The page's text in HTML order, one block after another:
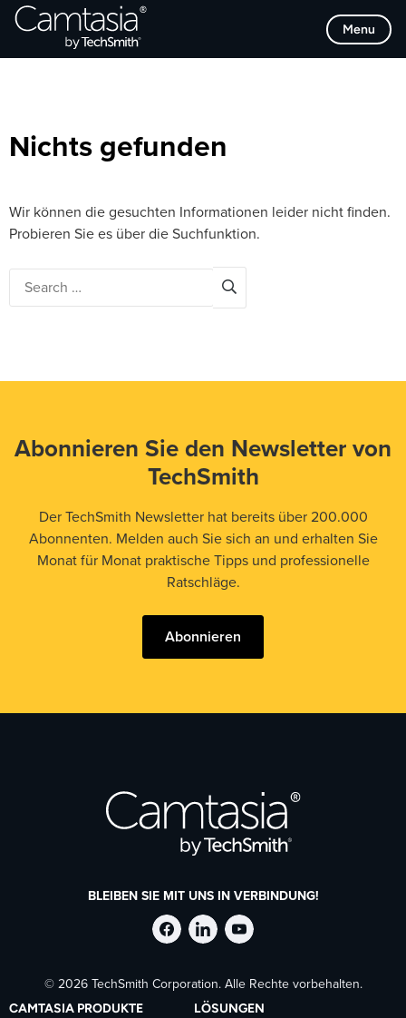
Direkt
zum
Menu
Browse Categories
Nichts gefunden
Wir können die gesuchten Informationen leider nicht finden.
Probieren Sie es über die Suchfunktion.
Abonnieren Sie den Newsletter von
TechSmith
Der TechSmith Newsletter hat bereits über 200.000
Abonnenten. Melden auch Sie sich an und erhalten Sie
Monat für Monat praktische Tipps und professionelle
Ratschläge.
Abonnieren
BLEIBEN SIE MIT UNS IN VERBINDUNG!
TechSmith
auf
TechSmith
auf
TechSmith
auf
© 2026 TechSmith Corporation. Alle Rechte vorbehalten.
CAMTASIA PRODUKTE LÖSUNGEN